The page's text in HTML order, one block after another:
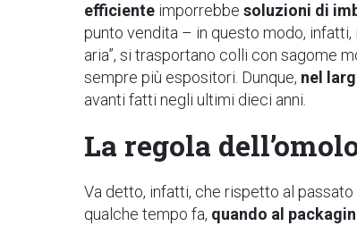
efficiente imporrebbesoluzioni di
punto vendita – in questo modo,
aria”, si trasportano colli con sagome
sempre più espositori. Dunque, nel
avanti fatti negli ultimi dieci anni.
La regola
Va detto, infatti, che rispetto al
qualche tempo fa, quando al